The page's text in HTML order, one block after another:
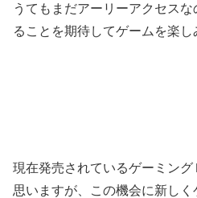
うてもまだアーリーアクセス
ることを期待してゲームを楽し
現在発売されているゲーミン
思いますが、この機会に新し